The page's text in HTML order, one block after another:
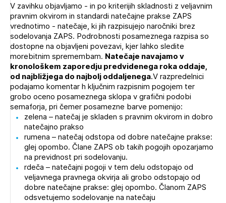
O ZAPS
PRIJAVITE SE
POZABLJENO GESLO
REGISTRIRAJTE SE
V zavihku objavljamo - in po kriterijih skladnosti z veljavnim
pravnim okvirom in standardi natečajne prakse ZAPS
vrednotimo - natečaje, ki jih razpisujejo naročniki brez
sodelovanja ZAPS. Podrobnosti posameznega razpisa so
dostopne na objavljeni povezavi, kjer lahko sledite
morebitnim spremembam. Natečaje navajamo v
kronološkem zaporedju predvidenega roka oddaje,
od najbližjega do najbolj oddaljenega.V razpredelnici
podajamo komentar h ključnim razpisnim pogojem ter
grobo oceno posameznega sklopa v grafični podobi
semaforja, pri čemer posamezne barve pomenijo:
zelena – natečaj je skladen s pravnim okvirom in dobro
natečajno prakso
rumena – natečaj odstopa od dobre natečajne prakse:
glej opombo. Člane ZAPS ob takih pogojih opozarjamo
na previdnost pri sodelovanju.
rdeča – natečajni pogoji v tem delu odstopajo od
veljavnega pravnega okvirja ali grobo odstopajo od
dobre natečajne prakse: glej opombo. Članom ZAPS
odsvetujemo sodelovanje na natečaju
Novičnike vam bomo pošiljali na vaš elektronski naslov.
Mesečni novičnik
Novičnik izobraževanj
Novičnik natečajev
Tedenski novičnik javnih naročil
Dnevne medijske objave
NAPREJ